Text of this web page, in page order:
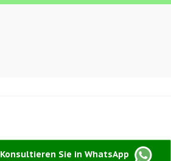
Konsultieren Sie in WhatsApp